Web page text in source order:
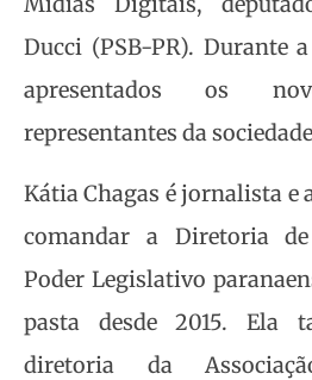
Ducci (PSB-PR). Durante
apresentados os
representantes da
Kátia Chagas é jornalista e
comandar a Diretoria
Poder Legislativo
pasta desde 2015. Ela
diretoria da